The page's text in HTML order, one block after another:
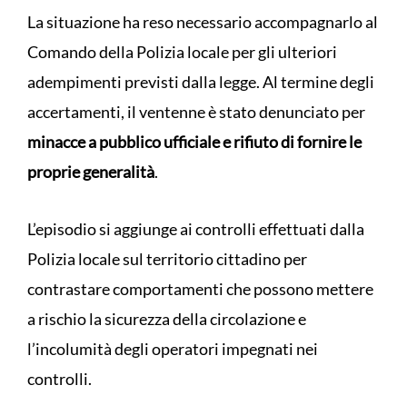
La situazione ha reso necessario accompagnarlo al
Comando della Polizia locale per gli ulteriori
adempimenti previsti dalla legge. Al termine degli
accertamenti, il ventenne è stato denunciato per
minacce a pubblico ufficiale e rifiuto di fornire le
proprie generalità.
L’episodio si aggiunge ai controlli effettuati dalla
Polizia locale sul territorio cittadino per
contrastare comportamenti che possono mettere
a rischio la sicurezza della circolazione e
l’incolumità degli operatori impegnati nei
controlli.